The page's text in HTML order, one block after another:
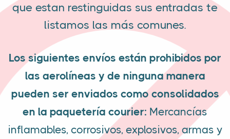
que estan restinguidas sus entradas te
listamos las más comunes.
Los siguientes envíos están prohibidos por
las aerolíneas y de ninguna manera
pueden ser enviados como consolidados
en la paquetería courier: Mercancías
inflamables, corrosivos, explosivos, armas y